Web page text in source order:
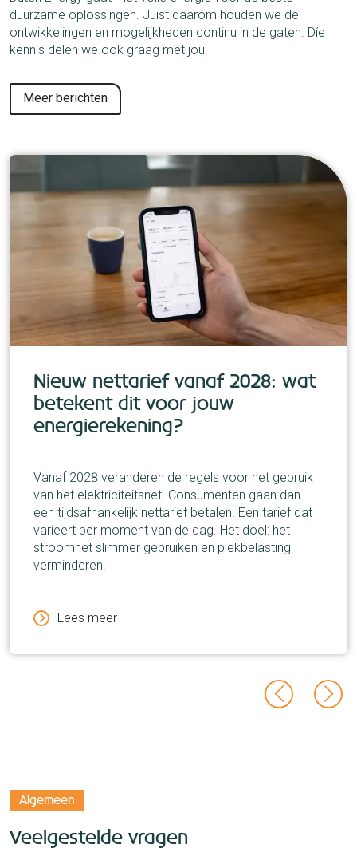
duurzame oplossingen. Juist daarom houden we de
ontwikkelingen en mogelijkheden continu in de gaten. Díe
kennis delen we ook graag met jou.
Meer berichten
Nieuw nettarief vanaf 2028: wat
betekent dit voor jouw
energierekening?
Vanaf 2028 veranderen de regels voor het gebruik
van het elektriciteitsnet. Consumenten gaan dan
een tijdsafhankelijk nettarief betalen. Een tarief dat
varieert per moment van de dag. Het doel: het
stroomnet slimmer gebruiken en piekbelasting
verminderen.
Lees meer
Algemeen
Veelgestelde vragen